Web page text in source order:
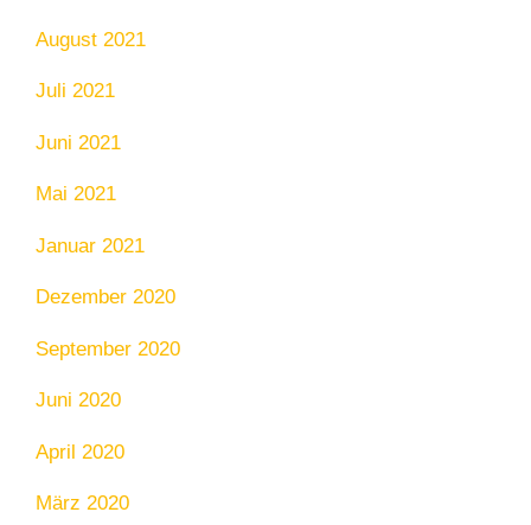
August 2021
Juli 2021
Juni 2021
Mai 2021
Januar 2021
Dezember 2020
September 2020
Juni 2020
April 2020
März 2020